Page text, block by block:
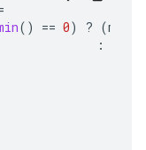
() == 0) ? (
: